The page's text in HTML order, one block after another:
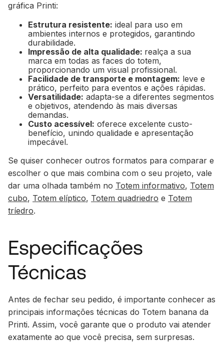
gráfica Printi:
Estrutura resistente: ideal para uso em
ambientes internos e protegidos, garantindo
durabilidade.
Impressão de alta qualidade: realça a sua
marca em todas as faces do totem,
proporcionando um visual profissional.
Facilidade de transporte e montagem: leve e
prático, perfeito para eventos e ações rápidas.
Versatilidade: adapta-se a diferentes segmentos
e objetivos, atendendo às mais diversas
demandas.
Custo acessível: oferece excelente custo-
benefício, unindo qualidade e apresentação
impecável.
Se quiser conhecer outros formatos para comparar e
escolher o que mais combina com o seu projeto, vale
dar uma olhada também no Totem informativo, Totem
cubo, Totem elíptico, Totem quadriedro e Totem
tríedro.
Especificações
Técnicas
Antes de fechar seu pedido, é importante conhecer as
principais informações técnicas do Totem banana da
Printi. Assim, você garante que o produto vai atender
exatamente ao que você precisa, sem surpresas.